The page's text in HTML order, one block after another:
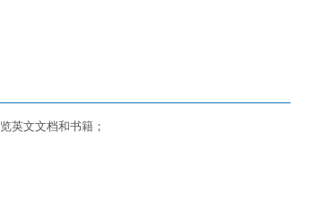
英文文档和书籍；